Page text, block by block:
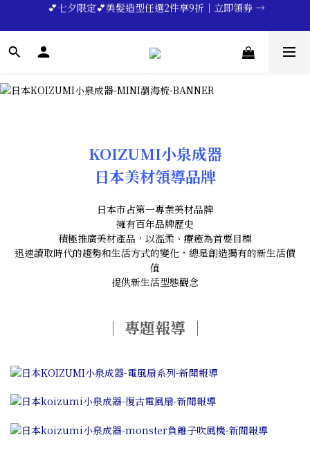
🔥💪My Superdad😍｜全館領券享9折｜立即領券 →
🔥💪My Superdad😍｜全館領券享9折｜立即領券 →
KOIZUMI小泉成器
日本美材領導品牌
日本市占第一專業美材品牌
擁有百年品牌歷史
積極推廣美材產品，以溫柔、療癒為首要目標
迅速讀取時代的趨勢和生活方式的變化，總是創造獨有的新生活價
值
提供新生活型態觀念
｜ 專題報導 ｜